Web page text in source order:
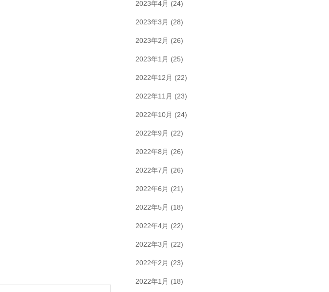
2023年4月 (24)
2023年3月 (28)
2023年2月 (26)
2023年1月 (25)
2022年12月 (22)
2022年11月 (23)
2022年10月 (24)
2022年9月 (22)
2022年8月 (26)
2022年7月 (26)
2022年6月 (21)
2022年5月 (18)
2022年4月 (22)
2022年3月 (22)
2022年2月 (23)
2022年1月 (18)